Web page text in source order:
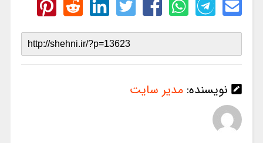
نویسنده: مدیر سایت